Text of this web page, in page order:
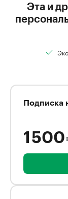
Эта и
Подписка
1 500